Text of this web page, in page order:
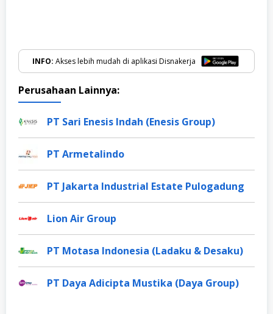
INFO: Akses lebih mudah di aplikasi Disnakerja
Perusahaan Lainnya:
PT Sari Enesis Indah (Enesis Group)
PT Armetalindo
PT Jakarta Industrial Estate Pulogadung
Lion Air Group
PT Motasa Indonesia (Ladaku & Desaku)
PT Daya Adicipta Mustika (Daya Group)